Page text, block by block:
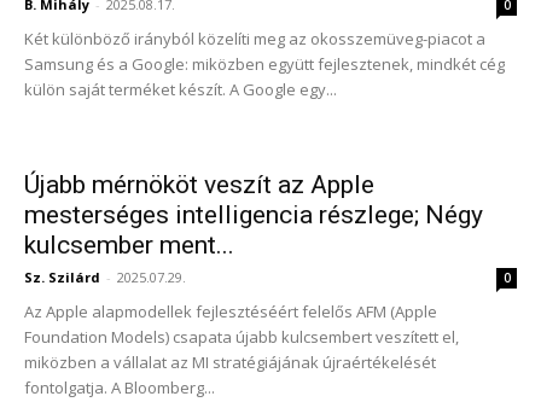
B. Mihály - 2025.08.17. 0
Két különböző irányból közelíti meg az okosszemüveg-piacot a
Samsung és a Google: miközben együtt fejlesztenek, mindkét cég
külön saját terméket készít. A Google egy...
Újabb mérnököt veszít az Apple
mesterséges intelligencia részlege; Négy
kulcsember ment...
Sz. Szilárd - 2025.07.29. 0
Az Apple alapmodellek fejlesztéséért felelős AFM (Apple
Foundation Models) csapata újabb kulcsembert veszített el,
miközben a vállalat az MI stratégiájának újraértékelését
fontolgatja. A Bloomberg...